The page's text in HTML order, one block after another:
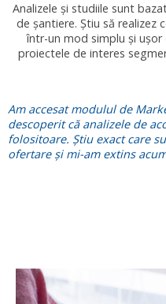
Analizele și studiile sunt
de șantiere. Știu să realizez
într-un mod simplu și
proiectele de interes
Am accesat modulul de
descoperit că analizele de
folositoare. Știu exact care
ofertare și mi-am extins